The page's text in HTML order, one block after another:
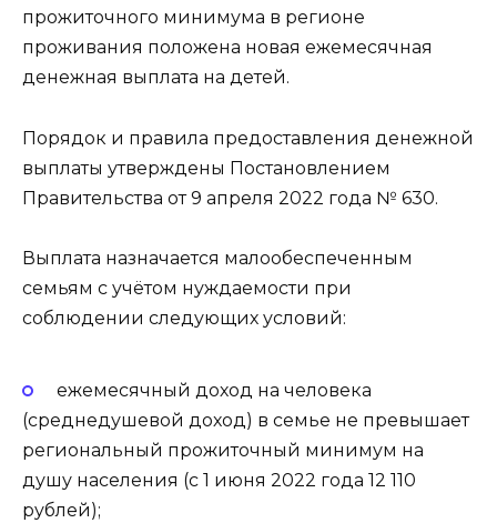
прожиточного минимума в регионе
проживания положена новая ежемесячная
денежная выплата на детей.
Порядок и правила предоставления денежной
выплаты утверждены Постановлением
Правительства от 9 апреля 2022 года № 630.
Выплата назначается малообеспеченным
семьям с учётом нуждаемости при
соблюдении следующих условий:
ежемесячный доход на человека
(среднедушевой доход) в семье не превышает
региональный прожиточный минимум на
душу населения (с 1 июня 2022 года 12 110
рублей);